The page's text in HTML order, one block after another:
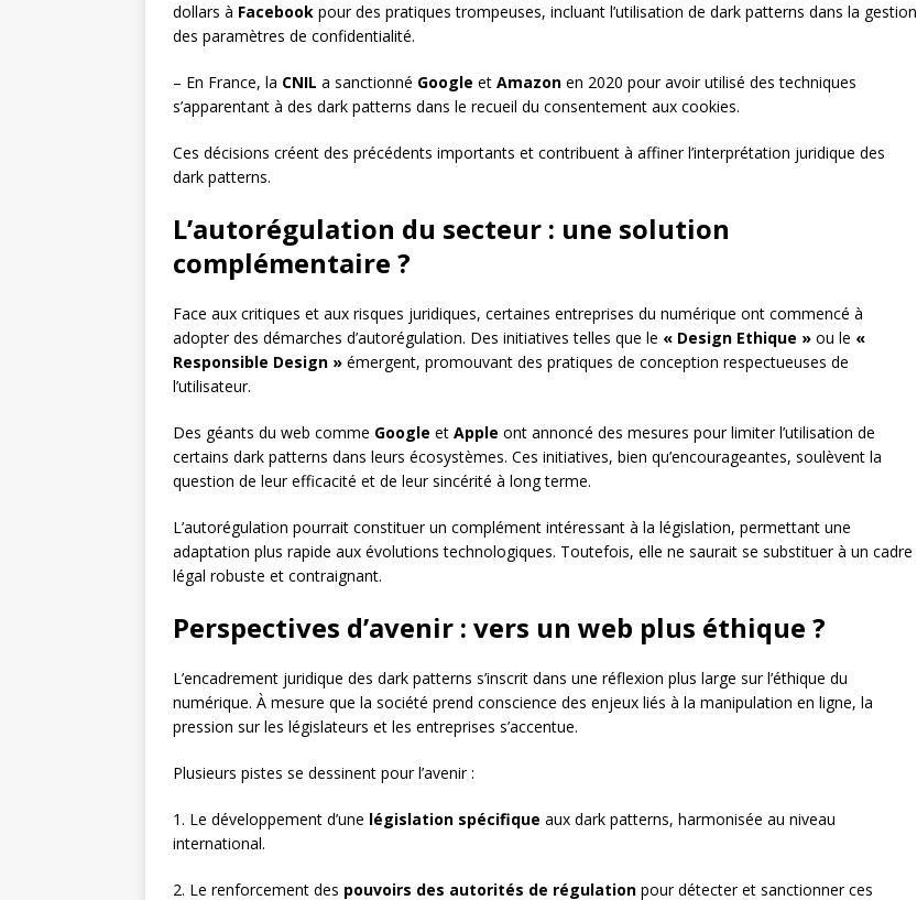
dollars à Facebook pour des pratiques trompeuses, incluant l’utilisation de dark patterns dans la gestion
des paramètres de confidentialité.
– En France, la CNIL a sanctionné Google et Amazon en 2020 pour avoir utilisé des techniques
s’apparentant à des dark patterns dans le recueil du consentement aux cookies.
Ces décisions créent des précédents importants et contribuent à affiner l’interprétation juridique des
dark patterns.
L’autorégulation du secteur : une solution
complémentaire ?
Face aux critiques et aux risques juridiques, certaines entreprises du numérique ont commencé à
adopter des démarches d’autorégulation. Des initiatives telles que le « Design Ethique » ou le «
Responsible Design » émergent, promouvant des pratiques de conception respectueuses de
l’utilisateur.
Des géants du web comme Google et Apple ont annoncé des mesures pour limiter l’utilisation de
certains dark patterns dans leurs écosystèmes. Ces initiatives, bien qu’encourageantes, soulèvent la
question de leur efficacité et de leur sincérité à long terme.
L’autorégulation pourrait constituer un complément intéressant à la législation, permettant une
adaptation plus rapide aux évolutions technologiques. Toutefois, elle ne saurait se substituer à un cadre
légal robuste et contraignant.
Perspectives d’avenir : vers un web plus éthique ?
L’encadrement juridique des dark patterns s’inscrit dans une réflexion plus large sur l’éthique du
numérique. À mesure que la société prend conscience des enjeux liés à la manipulation en ligne, la
pression sur les législateurs et les entreprises s’accentue.
Plusieurs pistes se dessinent pour l’avenir :
1. Le développement d’une législation spécifique aux dark patterns, harmonisée au niveau
international.
2. Le renforcement des pouvoirs des autorités de régulation pour détecter et sanctionner ces